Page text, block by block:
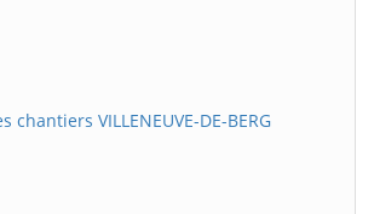
chantiers VILLENEUVE-DE-BERG